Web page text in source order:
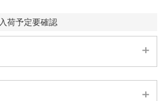
入荷予定要確認